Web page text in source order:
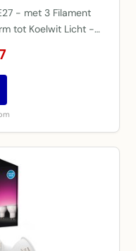
- met 3 Filament
tot Koelwit Licht -…